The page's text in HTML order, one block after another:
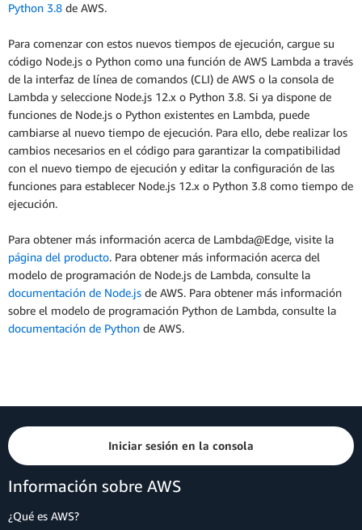
Python 3.8 de AWS.
Para comenzar con estos nuevos tiempos de ejecución, cargue su
código Node.js o Python como una función de AWS Lambda a través
de la interfaz de línea de comandos (CLI) de AWS o la consola de
Lambda y seleccione Node.js 12.x o Python 3.8. Si ya dispone de
funciones de Node.js o Python existentes en Lambda, puede
cambiarse al nuevo tiempo de ejecución. Para ello, debe realizar los
cambios necesarios en el código para garantizar la compatibilidad
con el nuevo tiempo de ejecución y editar la configuración de las
funciones para establecer Node.js 12.x o Python 3.8 como tiempo de
ejecución.
Para obtener más información acerca de Lambda@Edge, visite la
página del producto. Para obtener más información acerca del
modelo de programación de Node.js de Lambda, consulte la
documentación de Node.js de AWS. Para obtener más información
sobre el modelo de programación Python de Lambda, consulte la
documentación de Python de AWS.
Iniciar sesión en la consola
Información sobre AWS
¿Qué es AWS?